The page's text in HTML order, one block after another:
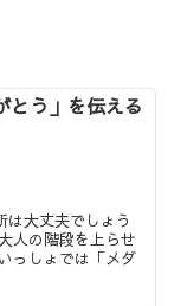
とう」を伝える
大丈夫でしょう
人の階段を上らせ
っしょでは「メダ